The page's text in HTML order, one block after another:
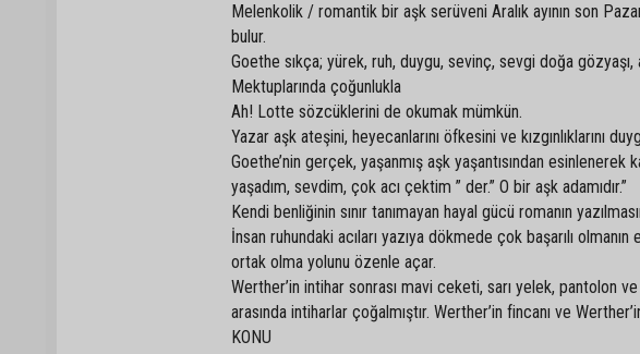
Melenkolik / romantik bir aşk serüveni Aralık ayının son
bulur.
Goethe sıkça; yürek, ruh, duygu, sevinç, sevgi doğa gözyaşı,
Mektuplarında çoğunlukla
Ah! Lotte sözcüklerini de okumak mümkün.
Yazar aşk ateşini, heyecanlarını öfkesini ve kızgınlıklarını
Goethe’nin gerçek, yaşanmış aşk yaşantısından esinlenerek
yaşadım, sevdim, çok acı çektim ” der.” O bir aşk adamıdır.”
Kendi benliğinin sınır tanımayan hayal gücü romanın
İnsan ruhundaki acıları yazıya dökmede çok başarılı
ortak olma yolunu özenle açar.
Werther’in intihar sonrası mavi ceketi, sarı yelek, pantolon
arasında intiharlar çoğalmıştır. Werther’in fincanı ve
KONU